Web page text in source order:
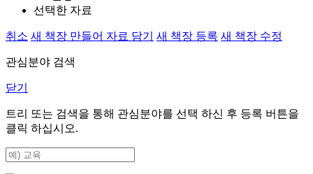
선택한 자료
취소 새 책장 만들어 자료 담기 새 책장 등록 새 책장 수정
관심분야 검색
닫기
트리 또는 검색을 통해 관심분야를 선택 하신 후 등록 버튼을
클릭 하십시오.